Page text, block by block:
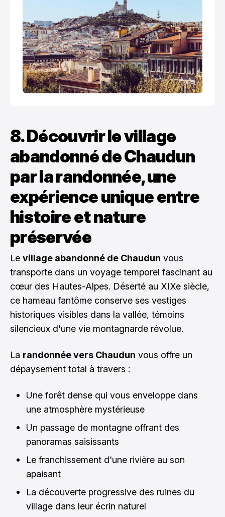
8. Découvrir le village
abandonné de Chaudun
par la randonnée, une
expérience unique entre
histoire et nature
préservée
Le village abandonné de Chaudun vous
transporte dans un voyage temporel fascinant au
cœur des Hautes-Alpes. Déserté au XIXe siècle,
ce hameau fantôme conserve ses vestiges
historiques visibles dans la vallée, témoins
silencieux d'une vie montagnarde révolue.
La randonnée vers Chaudun vous offre un
dépaysement total à travers :
Une forêt dense qui vous enveloppe dans
une atmosphère mystérieuse
Un passage de montagne offrant des
panoramas saisissants
Le franchissement d'une rivière au son
apaisant
La découverte progressive des ruines du
village dans leur écrin naturel